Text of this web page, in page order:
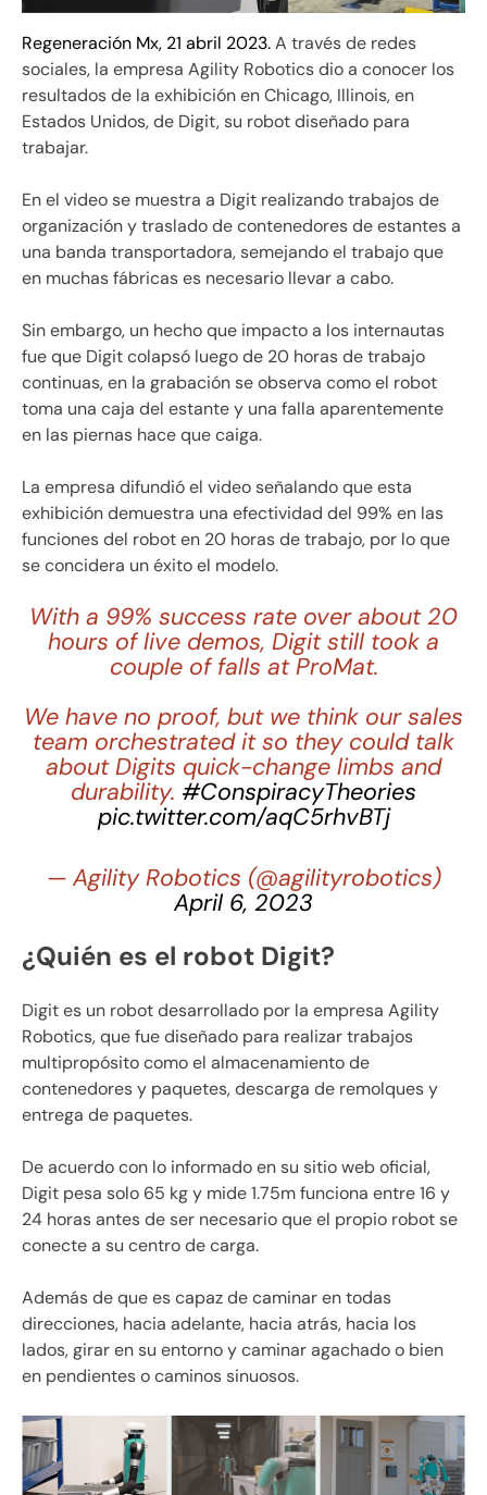
Regeneración Mx, 21 abril 2023.A través de redes
sociales, la empresa Agility Robotics dio a conocer los
resultados de la exhibición en Chicago, Illinois, en
Estados Unidos, de Digit, su robot diseñado para
trabajar.
En el video se muestra a Digit realizando trabajos de
organización y traslado de contenedores de estantes a
una banda transportadora, semejando el trabajo que
en muchas fábricas es necesario llevar a cabo.
Sin embargo, un hecho que impacto a los internautas
fue que Digit colapsó luego de 20 horas de trabajo
continuas, en la grabación se observa como el robot
toma una caja del estante y una falla aparentemente
en las piernas hace que caiga.
La empresa difundió el video señalando que esta
exhibición demuestra una efectividad del 99% en las
funciones del robot en 20 horas de trabajo, por lo que
se concidera un éxito el modelo.
With a 99% success rate over about 20
hours of live demos, Digit still took a
couple of falls at ProMat.
We have no proof, but we think our sales
team orchestrated it so they could talk
about Digits quick-change limbs and
durability. #ConspiracyTheories
pic.twitter.com/aqC5rhvBTj
— Agility Robotics (@agilityrobotics)
April 6, 2023
¿Quién es el robot Digit?
Digit es un robot desarrollado por la empresa Agility
Robotics, que fue diseñado para realizar trabajos
multipropósito como el almacenamiento de
contenedores y paquetes, descarga de remolques y
entrega de paquetes.
De acuerdo con lo informado en su sitio web oficial,
Digit pesa solo 65 kg y mide 1.75m funciona entre 16 y
24 horas antes de ser necesario que el propio robot se
conecte a su centro de carga.
Además de que es capaz de caminar en todas
direcciones, hacia adelante, hacia atrás, hacia los
lados, girar en su entorno y caminar agachado o bien
en pendientes o caminos sinuosos.